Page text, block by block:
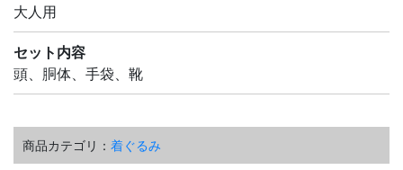
大人用
セット内容
頭、胴体、手袋、靴
商品カテゴリ： 着ぐるみ